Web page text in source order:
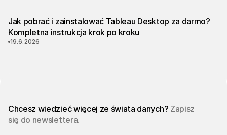
Jak pobrać i zainstalować Tableau Desktop za darmo?
Kompletna instrukcja krok po kroku
19.6.2026
Chcesz wiedzieć więcej ze świata danych? Zapisz
się do newslettera.